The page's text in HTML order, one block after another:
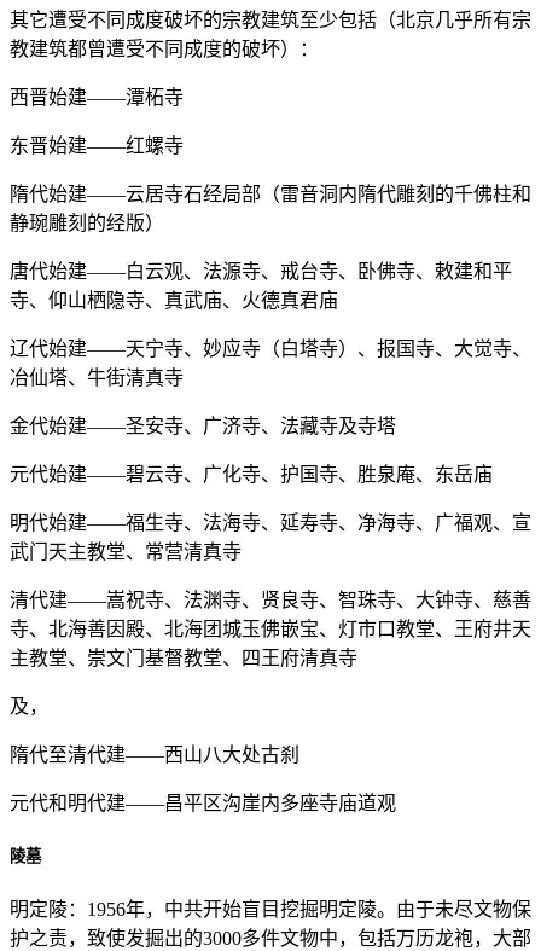
其它遭受不同成度破坏的宗教建筑至少包括（北京几乎所有宗
教建筑都曾遭受不同成度的破坏）：
西晋始建——潭柘寺
东晋始建——红螺寺
隋代始建——云居寺石经局部（雷音洞内隋代雕刻的千佛柱和
静琬雕刻的经版）
唐代始建——白云观、法源寺、戒台寺、卧佛寺、敕建和平
寺、仰山栖隐寺、真武庙、火德真君庙
辽代始建——天宁寺、妙应寺（白塔寺）、报国寺、大觉寺、
冶仙塔、牛街清真寺
金代始建——圣安寺、广济寺、法藏寺及寺塔
元代始建——碧云寺、广化寺、护国寺、胜泉庵、东岳庙
明代始建——福生寺、法海寺、延寿寺、净海寺、广福观、宣
武门天主教堂、常营清真寺
清代建——嵩祝寺、法渊寺、贤良寺、智珠寺、大钟寺、慈善
寺、北海善因殿、北海团城玉佛嵌宝、灯市口教堂、王府井天
主教堂、崇文门基督教堂、四王府清真寺
及，
隋代至清代建——西山八大处古刹
元代和明代建——昌平区沟崖内多座寺庙道观
陵墓
明定陵：1956年，中共开始盲目挖掘明定陵。由于未尽文物保
护之责，致使发掘出的3000多件文物中，包括万历龙袍，大部